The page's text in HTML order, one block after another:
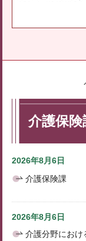
介護保
2026年8月6日
介護保険課
2026年8月6日
介護分野におけ